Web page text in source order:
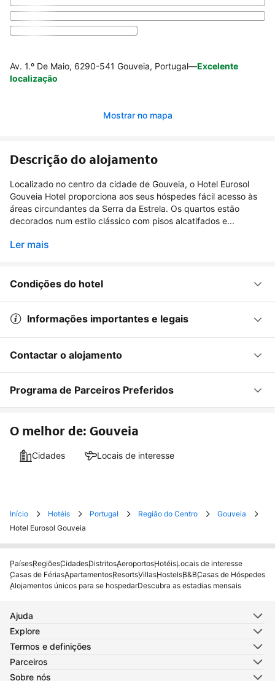
Av. 1.º De Maio, 6290-541 Gouveia, Portugal—Excelente
localização
Mostrar no mapa
Descrição do alojamento
Localizado no centro da cidade de Gouveia, o Hotel Eurosol
Gouveia Hotel proporciona aos seus hóspedes fácil acesso às
áreas circundantes da Serra da Estrela. Os quartos estão
decorados num estilo clássico com pisos alcatifados e...
Ler mais
Condições do hotel
Informações importantes e legais
Contactar o alojamento
Programa de Parceiros Preferidos
O melhor de: Gouveia
Cidades Locais de interesse
Início Hotéis Portugal Região do Centro
Gouveia
Hotel Eurosol Gouveia
PaísesRegiõesCidadesDistritosAeroportosHotéisLocais de interesse
Casas de FériasApartamentosResortsVillasHostelsB&BCasas de Hóspedes
Alojamentos únicos para se hospedarDescubra as estadias mensais
Ajuda
Explore
Termos e definições
Parceiros
Sobre nós